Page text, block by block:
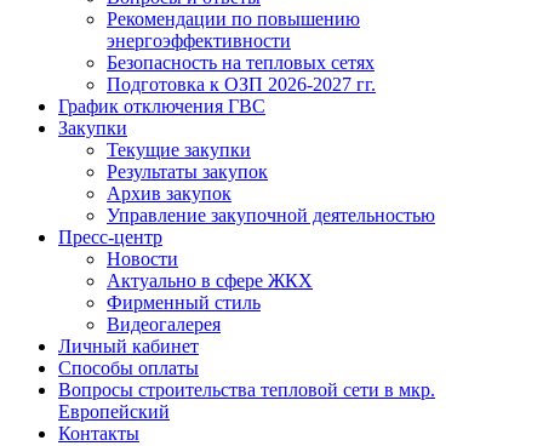
Рекомендации по повышению
энергоэффективности
Безопасность на тепловых сетях
Подготовка к ОЗП 2026-2027 гг.
График отключения ГВС
Закупки
Текущие закупки
Результаты закупок
Архив закупок
Управление закупочной деятельностью
Пресс-центр
Новости
Актуально в сфере ЖКХ
Фирменный стиль
Видеогалерея
Личный кабинет
Способы оплаты
Вопросы строительства тепловой сети в мкр.
Европейский
Контакты